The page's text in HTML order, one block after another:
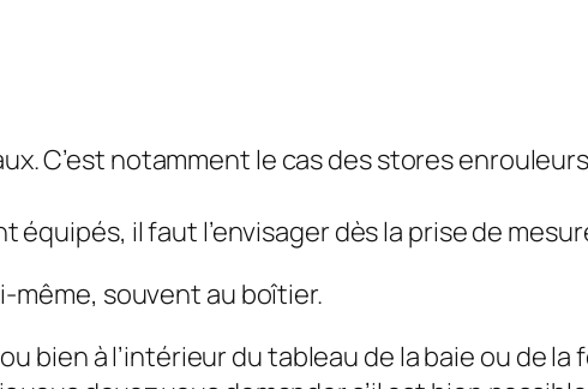
C’est notamment le cas des stores
il faut l’envisager dès la prise de
même, souvent au boîtier.
bien à l’intérieur du tableau de la baie ou de